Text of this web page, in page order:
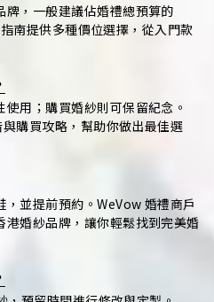
，一般建議佔婚禮總預算的
南提供多種價位選擇，從入門款
用；購買婚紗則可保留紀念。
購買攻略，幫助你做出最佳選
並提前預約。WeVow 婚禮商戶
婚紗品牌，讓你輕鬆找到完美婚